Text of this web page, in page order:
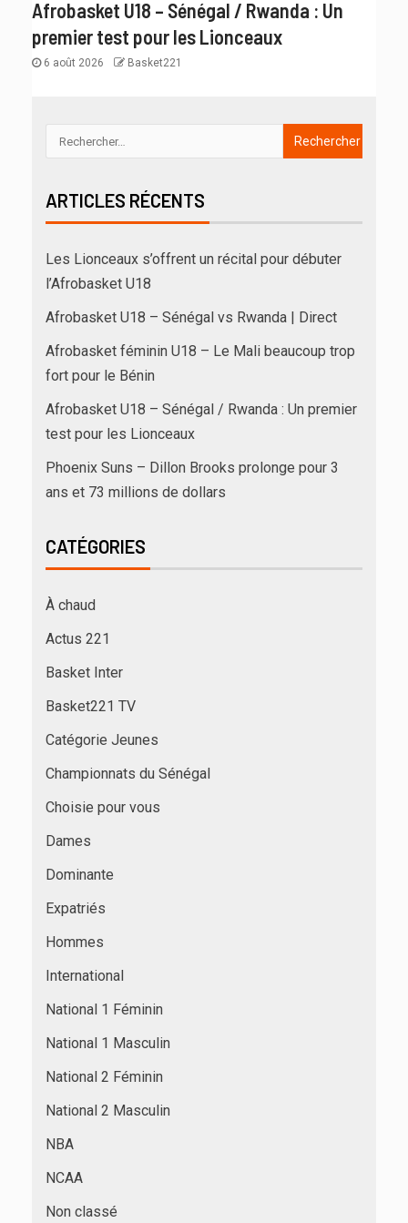
Afrobasket U18 – Sénégal / Rwanda : Un
premier test pour les Lionceaux
6 août 2026 Basket221
ARTICLES RÉCENTS
Les Lionceaux s’offrent un récital pour débuter
l’Afrobasket U18
Afrobasket U18 – Sénégal vs Rwanda | Direct
Afrobasket féminin U18 – Le Mali beaucoup trop
fort pour le Bénin
Afrobasket U18 – Sénégal / Rwanda : Un premier
test pour les Lionceaux
Phoenix Suns – Dillon Brooks prolonge pour 3
ans et 73 millions de dollars
CATÉGORIES
À chaud
Actus 221
Basket Inter
Basket221 TV
Catégorie Jeunes
Championnats du Sénégal
Choisie pour vous
Dames
Dominante
Expatriés
Hommes
International
National 1 Féminin
National 1 Masculin
National 2 Féminin
National 2 Masculin
NBA
NCAA
Non classé